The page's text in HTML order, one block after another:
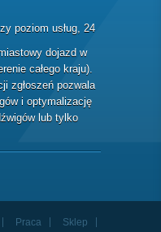
poziom usług, 24
dojazd w
całego kraju).
zgłoszeń pozwala
i optymalizację
lub tylko
Praca
Sklep